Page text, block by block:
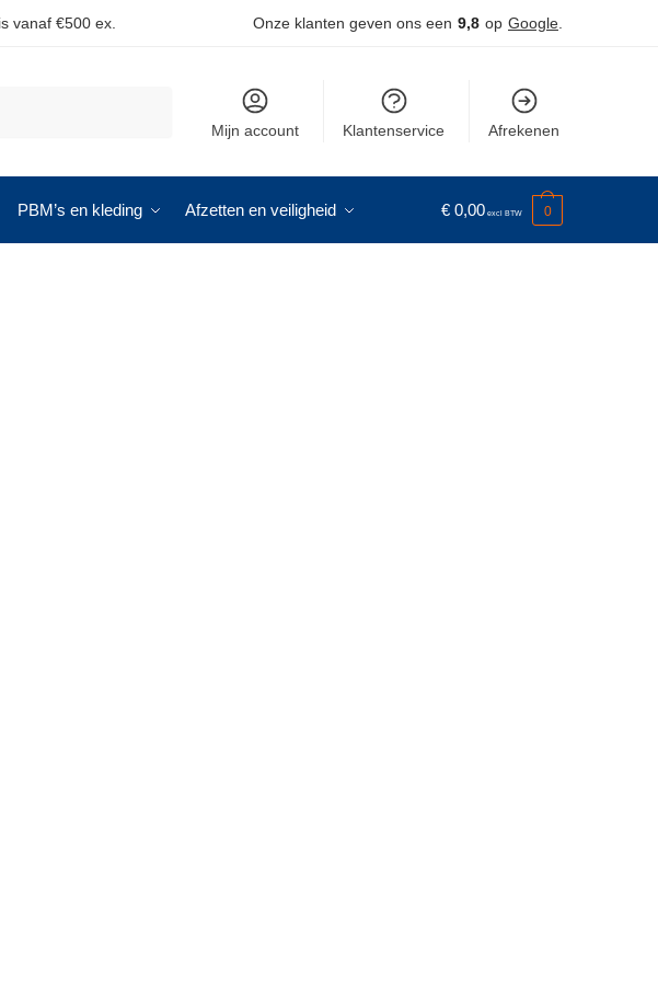
vanaf €500 ex. Onze klanten geven ons een 9,8 op Google
Mijn account Klantenservice Afrekenen
PBM’s en kleding Afzetten en veiligheid € 0,00 0